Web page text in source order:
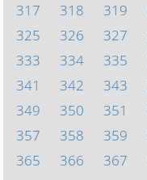
317
318 319
325
326 327
333
334 335
341
342 343
349
350 351
357
358 359
365
366 367